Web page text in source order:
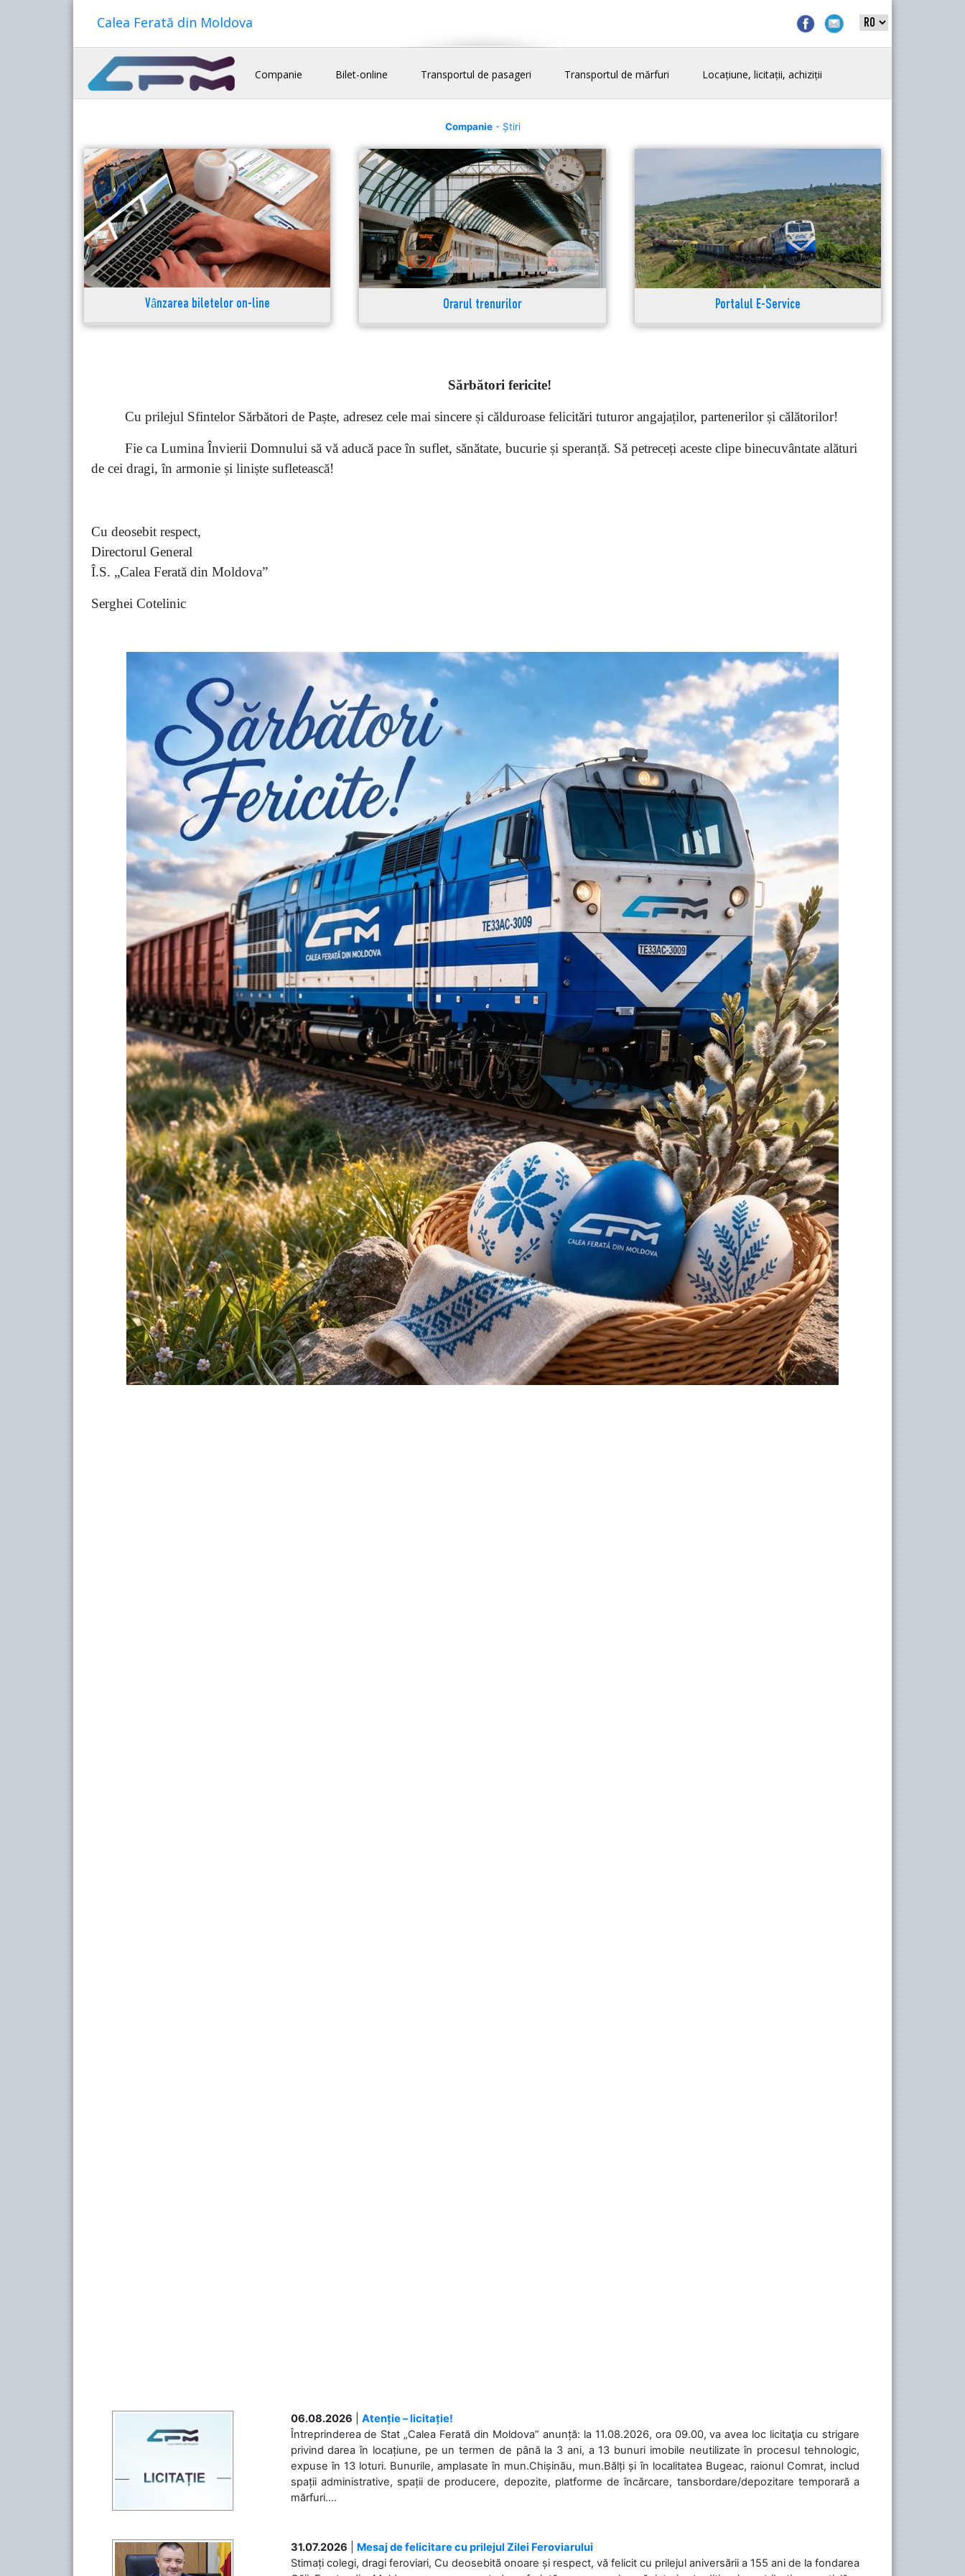
Calea Ferată din Moldova
Companie Bilet-online Transportul de pasageri Transportul de mărfuri Locațiune, licitații, achiziții
Companie- Știri
Vânzarea biletelor on-line Orarul trenurilor Portalul E-Service
Sărbători fericite!
Cu prilejul Sfintelor Sărbători de Paște, adresez cele mai sincere și călduroase felicitări tuturor angajaților, partenerilor și călătorilor!
Fie ca Lumina Învierii Domnului să vă aducă pace în suflet, sănătate, bucurie și speranță. Să petreceți aceste clipe binecuvântate alături
de cei dragi, în armonie și liniște sufletească!
Cu deosebit respect,
Directorul General
Î.S. „Calea Ferată din Moldova”
Serghei Cotelinic
06.08.2026
Atenție – licitație!
Întreprinderea de Stat „Calea Ferată din Moldova” anunță: la 11.08.2026, ora 09.00, va avea loc licitaţia cu strigare
privind darea în locațiune, pe un termen de până la 3 ani, a 13 bunuri imobile neutilizate în procesul tehnologic,
expuse în 13 loturi. Bunurile, amplasate în mun.Chișinău, mun.Bălți și în localitatea Bugeac, raionul Comrat, includ
spații administrative, spații de producere, depozite, platforme de încărcare, tansbordare/depozitare temporară a
mărfuri....
31.07.2026
Mesaj de felicitare cu prilejul Zilei Feroviarului
Stimați colegi, dragi feroviari, Cu deosebită onoare și respect, vă felicit cu prilejul aniversării a 155 ani de la fondarea